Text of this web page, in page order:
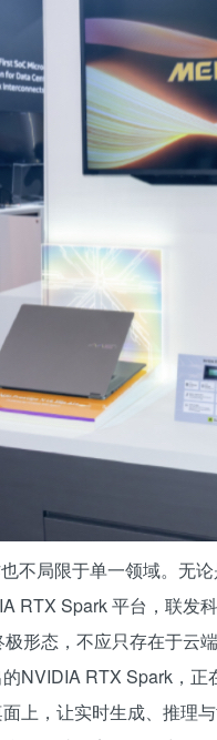
不局限于单一领域。无
RTX Spark 平台，联发
形态，不应只存在于云端
NVIDIA RTX Spark，
上，让实时生成、推理